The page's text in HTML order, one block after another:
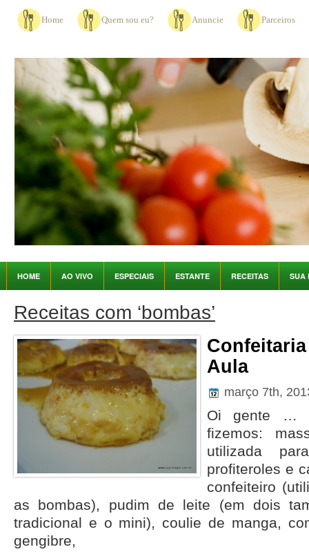
Home Quem sou eu? Anuncie Parceiros
HOME AO VIVO ESPECIAIS ESTANTE RECEITAS SUA
Receitas com ‘bombas’
Confeitaria
Aula
março 7th,
Oi gente …
fizemos:
utilizada
profiteroles e
confeiteiro
as bombas), pudim de leite (em dois
tradicional e o mini), coulie de manga,
gengibre,